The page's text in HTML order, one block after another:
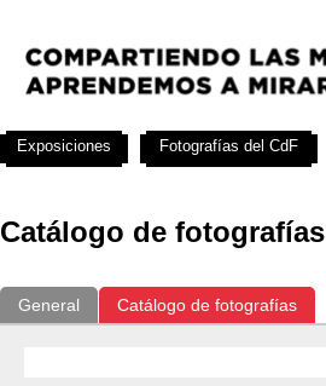
Catálogo de fotografías
General Catálogo de fotografías
Exposiciones Fotografías del CdF